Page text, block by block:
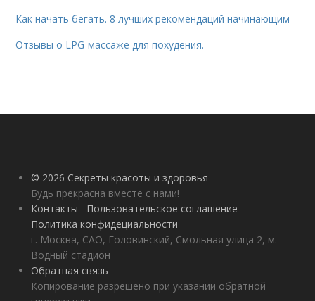
Как начать бегать. 8 лучших рекомендаций начинающим
Отзывы о LPG-массаже для похудения.
© 2026 Секреты красоты и здоровья
Будь прекрасна вместе с нами!
Контакты
Пользовательское соглашение
Политика конфидециальности
г. Москва, САО, Головинский, Смольная улица 2, м.
Водный стадион
Обратная связь
Копирование разрешено при указании обратной